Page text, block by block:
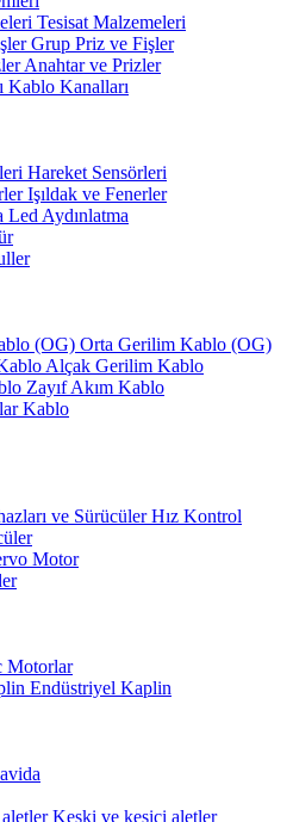
Tesisat Malzemeleri
Grup Priz ve Fişler
Anahtar ve Prizler
Kablo Kanalları
Hareket Sensörleri
Işıldak ve Fenerler
Led Aydınlatma
Orta Gerilim Kablo (OG)
Alçak Gerilim Kablo
Zayıf Akım Kablo
Kablo
Hız Kontrol
Motor
Endüstriyel Kaplin
Keski ve kesici aletler